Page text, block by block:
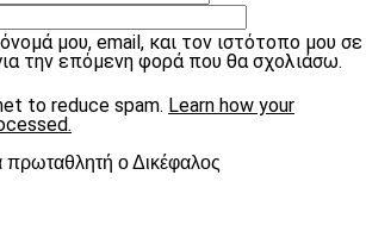
μου, email, και τον ιστότοπο μου σε
την επόμενη φορά που θα σχολιάσω.
to reduce spam. Learn how your
πρωταθλητή ο Δικέφαλος